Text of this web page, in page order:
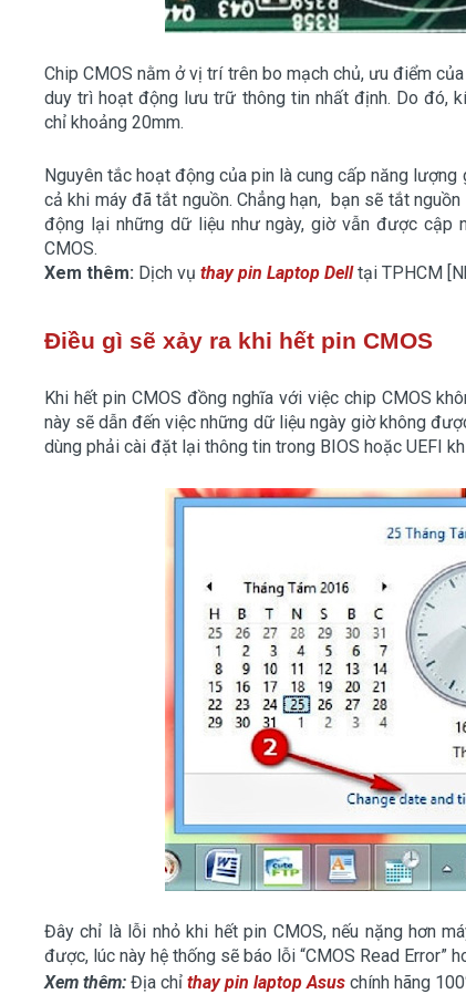
Chip CMOS nằm ở vị trí trên bo mạch chủ, ưu điểm
duy trì hoạt động lưu trữ thông tin nhất định. Do đó,
chỉ khoảng 20mm.
Nguyên tắc hoạt động của pin là cung cấp năng
cả khi máy đã tắt nguồn. Chẳng hạn, bạn sẽ tắt
động lại những dữ liệu như ngày, giờ vẫn được cập
CMOS.
Xem thêm: Dịch vụ thay pin Laptop Delltại TPHCM
Điều gì sẽ xảy ra khi hết pin CMOS
Khi hết pin CMOS đồng nghĩa với việc chip CMOS
này sẽ dẫn đến việc những dữ liệu ngày giờ không
dùng phải cài đặt lại thông tin trong BIOS hoặc UEFI
Đây chỉ là lỗi nhỏ khi hết pin CMOS, nếu nặng hơn
được, lúc này hệ thống sẽ báo lỗi “CMOS Read Error”
Xem thêm: Địa chỉ thay pin laptop Asus chính hãng